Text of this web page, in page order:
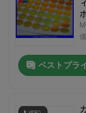
ベストプラ